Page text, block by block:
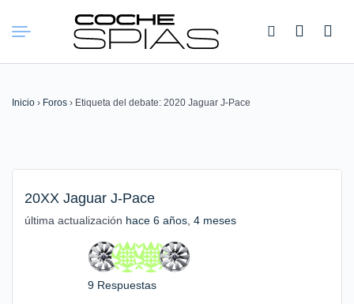
Buscar:
Inicio › Foros › Etiqueta del debate: 2020 Jaguar J-Pace
20XX Jaguar J-Pace
última actualización hace 6 años, 4 meses
9 Respuestas